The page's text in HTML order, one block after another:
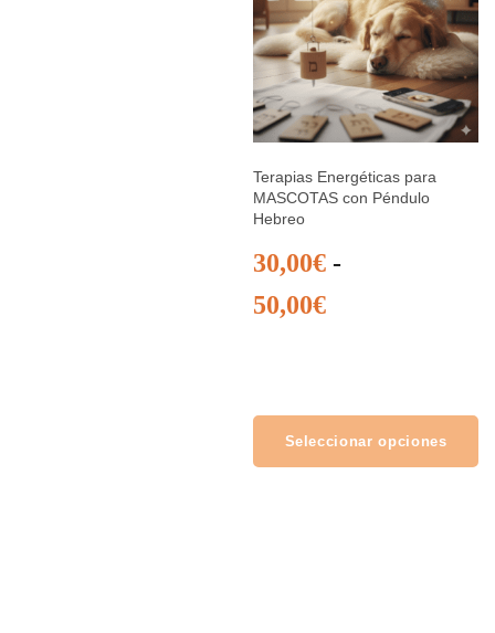
Terapias Energéticas para
MASCOTAS con Péndulo
Hebreo
30,00€ -
50,00€Rango de
Seleccionar opciones